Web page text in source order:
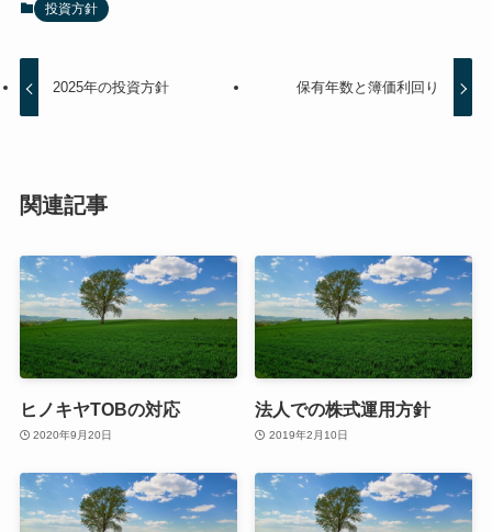
投資方針
2025年の投資方針 保有年数と簿価利回り
関連記事
ヒノキヤTOBの対応
2020年9月20日
法人での株式運用方針
2019年2月10日